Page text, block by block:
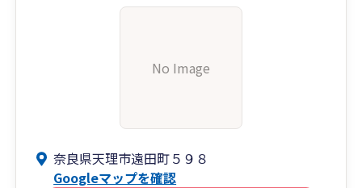
No Image
奈良県天理市遠田町５９８
Googleマップを確認